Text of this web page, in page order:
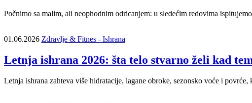
Počnimo sa malim, ali neophodnim odricanjem: u sledećim redovima
01.06.2026 Zdravlje & Fitnes - Ishrana
Letnja ishrana 2026: šta telo stvarno želi kad
Letnja ishrana zahteva više hidratacije, lagane obroke, sezonsko voće i